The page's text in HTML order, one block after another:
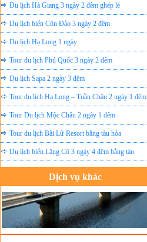
ghép lẻ
Du lịch Hà Giang 3 ngày 2 đêm ghép lẻ
Du lịch biển Côn Đảo 3 ngày 2 đêm
Du lịch Hạ Long 1 ngày
Tour du lịch Phú Quốc 3 ngày 2 đêm
Du lịch Sapa 2 ngày 3 đêm
Tour du lịch Hạ Long – Tuần Châu 2 ngày 1 đêm
Tour Du lịch Mộc Châu 2 ngày 1 đêm
Tour du lịch Bãi Lữ Resort bằng tàu hỏa
Du lịch biển Lăng Cô 3 ngày 4 đêm bằng tàu
Dịch vụ khác
Đặt vé máy bay giá rẻ
Tour du lịch lễ hội
Tour du Lịch Hà Giang